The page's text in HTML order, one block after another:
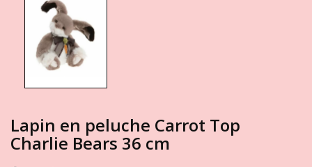
Lapin en peluche Carrot Top
Charlie Bears 36 cm